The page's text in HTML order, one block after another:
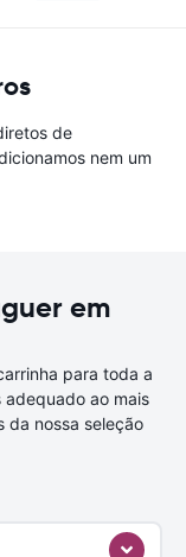
de
nem um
em
para toda a
ao mais
da nossa seleção